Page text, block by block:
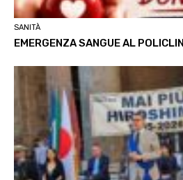
SANITÀ
EMERGENZA SANGUE AL